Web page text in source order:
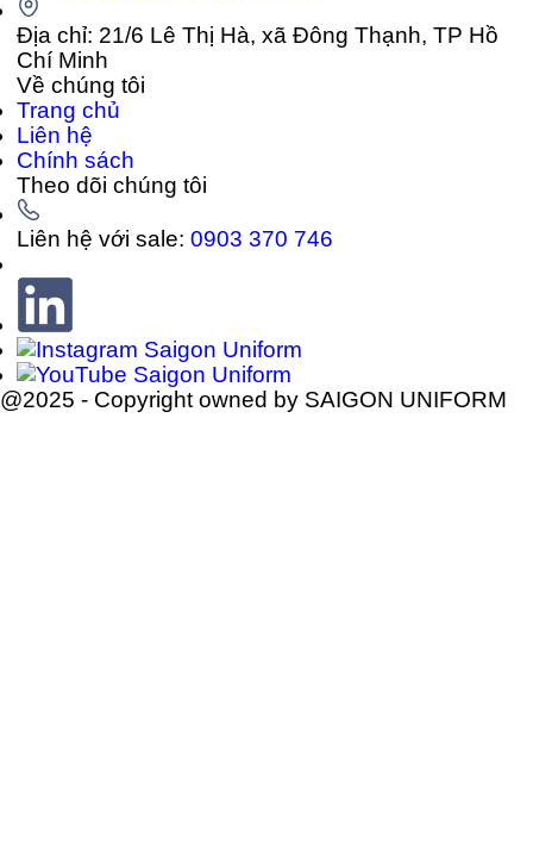
Địa chỉ: 21/6 Lê Thị Hà, xã Đông Thạnh, TP Hồ
Chí Minh
Về chúng tôi
Trang chủ
Liên hệ
Chính sách
Theo dõi chúng tôi
Liên hệ với sale:0903 370 746
@2025 - Copyright owned by SAIGON UNIFORM